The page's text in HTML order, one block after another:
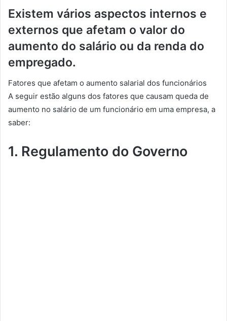
Existem vários aspectos internos e
externos que afetam o valor do
aumento do salário ou da renda do
empregado.
Fatores que afetam o aumento salarial dos funcionários
A seguir estão alguns dos fatores que causam queda de
aumento no salário de um funcionário em uma empresa, a
saber:
1. Regulamento do Governo